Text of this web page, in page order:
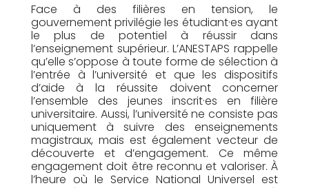
Face à des filières en tension, le
gouvernement privilégie les étudiant·es ayant
le plus de potentiel à réussir dans
l’enseignement supérieur. L’ANESTAPS rappelle
qu’elle s’oppose à toute forme de sélection à
l’entrée à l’université et que les dispositifs
d’aide à la réussite doivent concerner
l’ensemble des jeunes inscrit·es en filière
universitaire. Aussi, l’université ne consiste pas
uniquement à suivre des enseignements
magistraux, mais est également vecteur de
découverte et d’engagement. Ce même
engagement doit être reconnu et valoriser. À
l’heure où le Service National Universel est